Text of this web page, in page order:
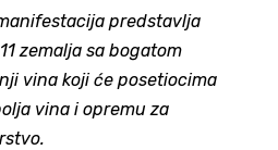
predstavlja
zemalja sa bogatom
vina koji će posetiocima
vina i opremu za